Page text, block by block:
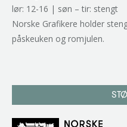
lør: 12-16 | søn – tir: stengt
Norske Grafikere holder
påskeuken og romjulen.